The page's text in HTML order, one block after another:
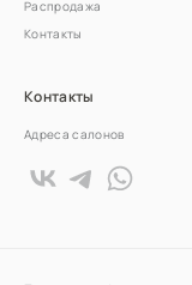
Распродажа
Контакты
Контакты
Адреса салонов